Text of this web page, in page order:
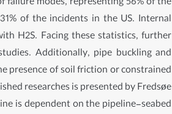
of the incidents in the US. Internal
H2S. Facing these statistics, further
Additionally, pipe buckling and
presence of soil friction or constrained
researches is presented by Fredsøe
is dependent on the pipeline-seabed